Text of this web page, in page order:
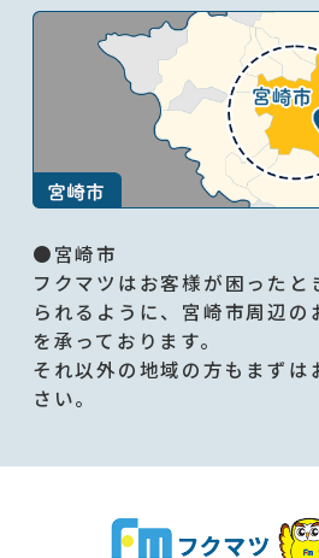
●宮崎市
フクマツはお客様が困ったと
られるように、宮崎市周辺の
を承っております。
それ以外の地域の方もまずは
さい。